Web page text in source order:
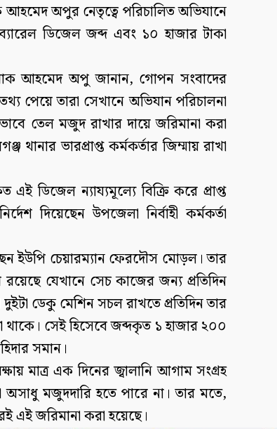
আহমেদ অপুর নেতৃত্বে পরিচালিত অভিযানে
ডিজেল জব্দ এবং ১০ হাজার টাকা
আহমেদ অপু জানান, গোপন সংবাদের
পেয়ে তারা সেখানে অভিযান পরিচালনা
তেল মজুদ রাখার দায়ে জরিমানা করা
ভারপ্রাপ্ত কর্মকর্তার জিম্মায় রাখা
ডিজেল ন্যায্যমূল্যে বিক্রি করে প্রাপ্ত
দিয়েছেন উপজেলা নির্বাহী কর্মকর্তা
ইউপি চেয়ারম্যান ফেরদৌস মোড়ল। তার
যেখানে সেচ কাজের জন্য প্রতিদিন
ডেকু মেশিন সচল রাখতে প্রতিদিন তার
থাকে। সেই হিসেবে জব্দকৃত ১ হাজার ২০০
সমান।
মাত্র এক দিনের জ্বালানি আগাম সংগ্রহ
মজুদদারি হতে পারে না। তার মতে,
এই জরিমানা করা হয়েছে।